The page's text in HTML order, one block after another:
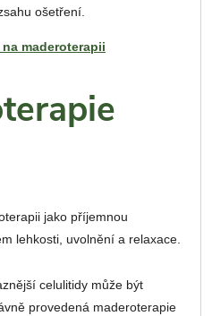
ošetření.
maderoterapii
jako příjemnou
lehkosti, uvolnění a relaxace.
celulitidy může být
provedená maderoterapie